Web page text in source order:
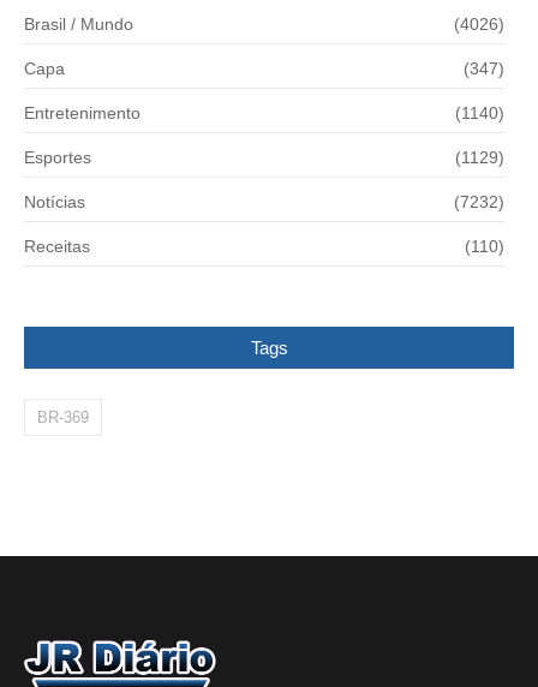
Brasil / Mundo (4026)
Capa (347)
Entretenimento (1140)
Esportes (1129)
Notícias (7232)
Receitas (110)
Tags
BR-369